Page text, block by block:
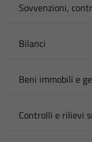
Sovvenzioni,
Bilanci
Beni immobili e
Controlli e rilievi